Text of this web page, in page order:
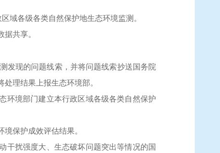
域各级各类自然保护地生态环境监测。
共享。
发现的问题线索，并将问题线索抄送国务院
理结果上报生态环境部。
环境部门建立本行政区域各级各类自然保护
保护成效评估结果。
干扰强度大、生态破坏问题突出等情况的国